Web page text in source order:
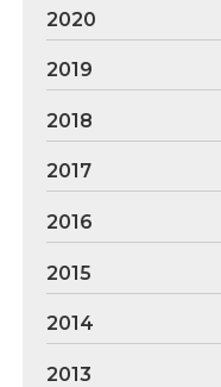
2020
2019
2018
2017
2016
2015
2014
2013